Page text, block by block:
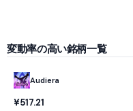
変動率の高い銘柄一覧
Audiera
¥517.21